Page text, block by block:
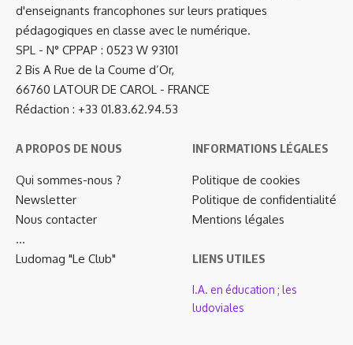
d'enseignants francophones sur leurs pratiques
pédagogiques en classe avec le numérique.
SPL - N° CPPAP : 0523 W 93101
2 Bis A Rue de la Coume d’Or,
66760 LATOUR DE CAROL - FRANCE
Rédaction : +33 01.83.62.94.53
A PROPOS DE NOUS
Qui sommes-nous ?
Newsletter
Nous contacter
…
Ludomag "Le Club"
INFORMATIONS LÉGALES
Politique de cookies
Politique de confidentialité
Mentions légales
LIENS UTILES
I.A. en éducation ; les
ludoviales